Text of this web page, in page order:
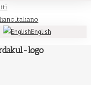
Italiano
English
logo